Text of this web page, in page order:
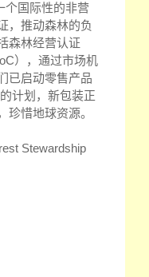
个国际性的非营
，推动森林的负
森林经营认证
），通过市场机
已启动零售产品
计划，新包装正
珍惜地球资源。
Stewardship